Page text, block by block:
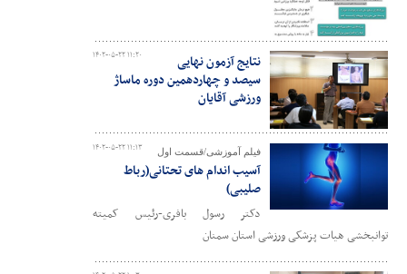
۱۴۰۲-۰۵-۲۲ ۱۱:۲۰
نتایج آزمون نهایی
سیصد و چهاردهمین دوره ماساژ
ورزشی آقایان
۱۴۰۲-۰۵-۲۲ ۱۱:۱۳ فیلم آموزشی/قسمت اول
آسیب اندام های تحتانی(رباط
صلیبی)
دکتر رسول بافری-رئیس کمیته
توانبخشی هیات پزشکی ورزشی استان سمنان